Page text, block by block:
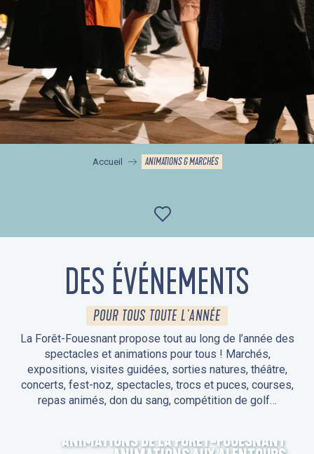
Accueil ANIMATIONS & MARCHÉS
Ajouter aux
DES ÉVÉNEMENTS
POUR TOUS TOUTE L'ANNÉE
La Forêt-Fouesnant propose tout au long de l’année des
spectacles et animations pour tous ! Marchés,
expositions, visites guidées, sorties natures, théâtre,
concerts, fest-noz, spectacles, trocs et puces, courses,
repas animés, don du sang, compétition de golf…
ANIMATIONS DE LA FORÊT-FOUESNANT